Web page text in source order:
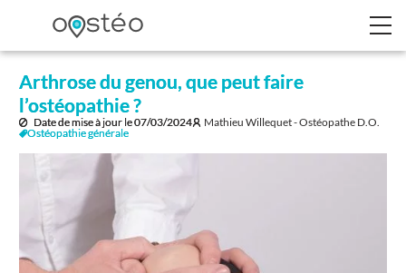
Arthrose du genou, que peut faire
l’ostéopathie ?
Date de mise à jour le07/03/2024
Mathieu Willequet - Ostéopathe D.O.
Ostéopathie générale